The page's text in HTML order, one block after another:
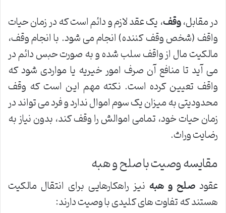
در مقابل،وقف، یک عقد لازم و دائم است که در زمان حیات
واقف (شخص وقف کننده) انجام می شود. با انجام وقف،
مالکیت مال از واقف سلب شده و به صورت حبس دائم در
می آید تا منافع آن صرف امور خیریه یا مواردی شود که
واقف تعیین کرده است. نکته مهم این است که وقف
محدودیتی به میزان یک سوم اموال ندارد و فرد می تواند در
زمان حیات خود، تمامی اموالش را وقف کند، بدون نیاز به
رضایت وراث.
مقایسه وصیت با صلح و هبه
عقود صلح و هبه نیز راهکارهایی برای انتقال مالکیت
هستند که تفاوت های کلیدی با وصیت دارند: